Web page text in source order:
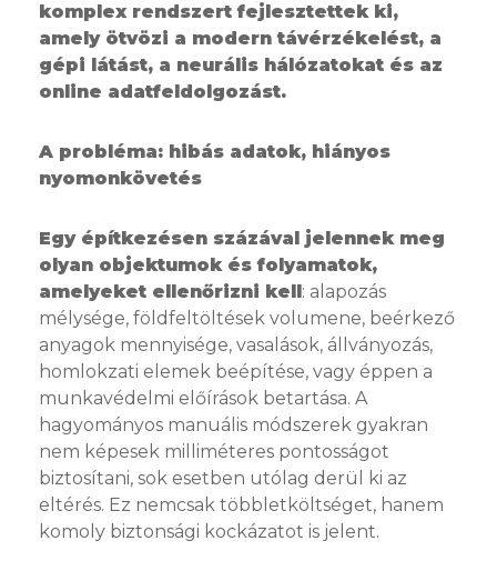
komplex rendszert fejlesztettek ki,
amely ötvözi a modern távérzékelést, a
gépi látást, a neurális hálózatokat és az
online adatfeldolgozást.
A probléma: hibás adatok, hiányos
nyomonkövetés
Egy építkezésen százával jelennek meg
olyan objektumok és folyamatok,
amelyeket ellenőrizni kell: alapozás
mélysége, földfeltöltések volumene, beérkező
anyagok mennyisége, vasalások, állványozás,
homlokzati elemek beépítése, vagy éppen a
munkavédelmi előírások betartása. A
hagyományos manuális módszerek gyakran
nem képesek milliméteres pontosságot
biztosítani, sok esetben utólag derül ki az
eltérés. Ez nemcsak többletköltséget, hanem
komoly biztonsági kockázatot is jelent.